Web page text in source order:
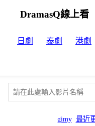
DramasQ線上看
日劇 泰劇 港劇
gimy 最近